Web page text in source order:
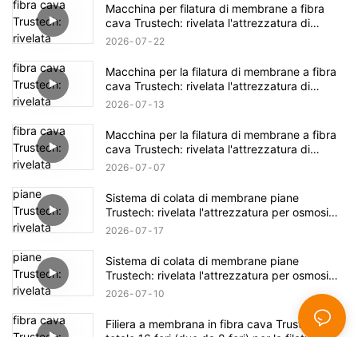
Macchina per filatura di membrane a fibra
cava Trustech: rivelata l'attrezzatura di
filatura NIPS (17)
2026 07 22
Macchina per la filatura di membrane a fibra
cava Trustech: rivelata l'attrezzatura di
filatura NIPS (16)
2026 07 13
Macchina per la filatura di membrane a fibra
cava Trustech: rivelata l'attrezzatura di
filatura NIPS (15)
2026 07 07
Sistema di colata di membrane piane
Trustech: rivelata l'attrezzatura per osmosi
inversa (XIV)
2026 07 17
Sistema di colata di membrane piane
Trustech: rivelata l'attrezzatura per osmosi
inversa (XIII)
2026 07 10
Filiera a membrana in fibra cava Trustech: